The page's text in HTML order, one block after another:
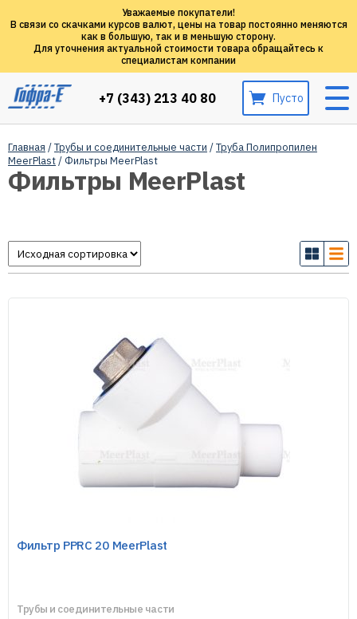
Уважаемые покупатели!
В связи со скачками курсов валют, цены на товар постоянно меняются
как в большую, так и в меньшую сторону.
Для уточнения актуальной стоимости товара обращайтесь к
специалистам компании
+7 (343) 213 40 80 Пусто
Главная /Трубы и соединительные части /Труба Полипропилен
MeerPlast/ Фильтры MeerPlast
Фильтры MeerPlast
Фильтр PPRC 20 MeerPlast
Трубы и соединительные части